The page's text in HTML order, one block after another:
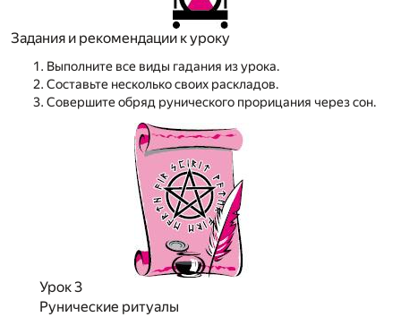
Задания и рекомендации к уроку
Выполните все виды гадания из урока.
Составьте несколько своих раскладов.
Совершите обряд рунического прорицания через сон.
Урок 3
Рунические ритуалы